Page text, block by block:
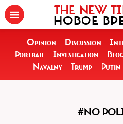
THE NEW
НОВОЕ
Opinion Discussion
Portrait
Investigation
Navalny
Trump Putin
#NO